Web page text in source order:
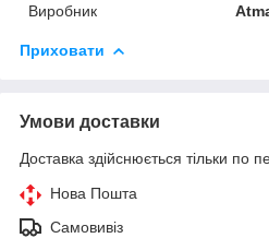
Виробник
Приховати
Умови доставки
Доставка здійснюється тільки по
Нова Пошта
Самовивіз